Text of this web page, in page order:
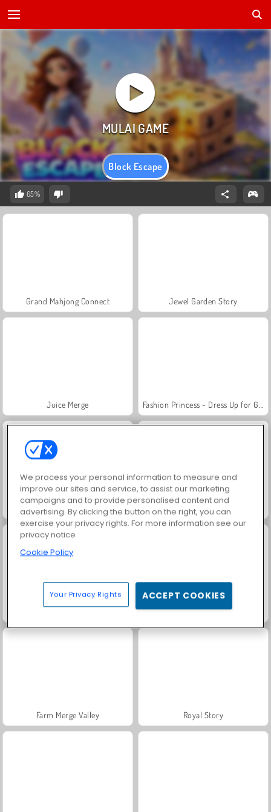
Block Escape
65%
Grand Mahjong Connect Jewel Garden Story
Juice Merge
Scala 40 Solitaire Social
Masha and the Bear: Meadows
Farm Merge Valley Royal Story
We process your personal information to measure and
improve our sites and service, to assist our marketing
campaigns and to provide personalised content and
advertising. By clicking the button on the right, you can
exercise your privacy rights. For more information see our
privacy notice
Cookie Policy
Your Privacy Rights ACCEPT COOKIES